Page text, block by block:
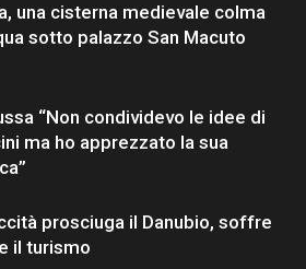
una cisterna medievale colma
sotto palazzo San Macuto
“Non condividevo le idee di
ma ho apprezzato la sua
prosciuga il Danubio, soffre
il turismo